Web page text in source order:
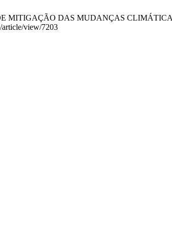
DAS MUDANÇAS CLIMÁTICAS.
article/view/7203